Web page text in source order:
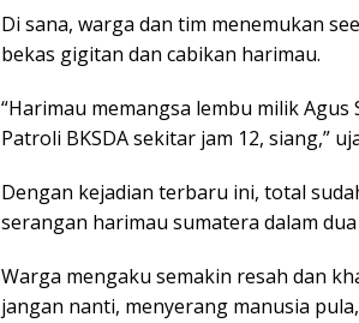
Di sana, warga dan tim menemukan
bekas gigitan dan cabikan harimau.
“Harimau memangsa lembu milik
Patroli BKSDA sekitar jam 12, siang,”
Dengan kejadian terbaru ini, total
serangan harimau sumatera dalam
Warga mengaku semakin resah dan
jangan nanti, menyerang manusia